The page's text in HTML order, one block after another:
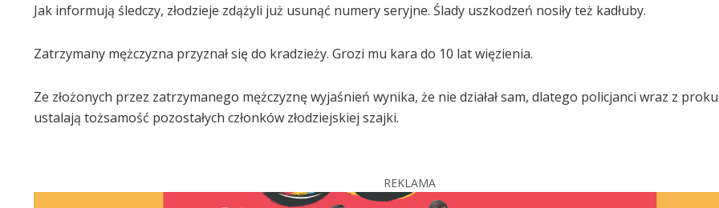
Jak informują śledczy, złodzieje zdążyli już usunąć numery seryjne. Ślady uszkodzeń nosiły też kadłuby.
Zatrzymany mężczyzna przyznał się do kradzieży. Grozi mu kara do 10 lat więzienia.
Ze złożonych przez zatrzymanego mężczyznę wyjaśnień wynika, że nie działał sam, dlatego policjanci wraz z
ustalają tożsamość pozostałych członków złodziejskiej szajki.
REKLAMA